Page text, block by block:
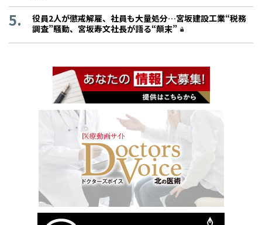
役員2人が懲戒解雇、社員も大量処分…宮坂建設工業“税務
調査”騒動、宮坂寿文社長が語る“顛末”